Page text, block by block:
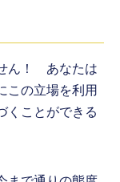
ん！ あなたは
この立場を利用
くことができる